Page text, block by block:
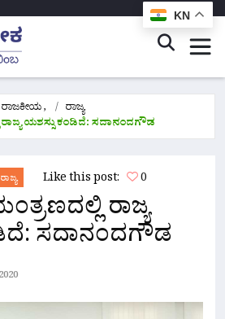
ರಾಜಕೀಯ,
ರಾಜ್ಯ
ಯಶಸ್ಸು ಕಂಡಿದೆ: ಸದಾನಂದಗೌಡ
ರಾಜ್ಯ Like this post: 0
ರಾಜ್ಯ
ಸದಾನಂದಗೌಡ
KN